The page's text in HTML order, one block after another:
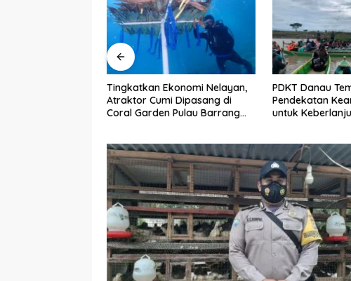
PDKT Danau Tempe :
Pendekatan Kearifan Lokal
untuk Keberlanjutan Sumber
Cara
pada Sapi
dan Medis